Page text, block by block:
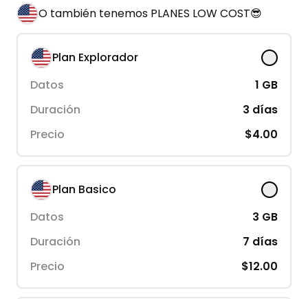
O también tenemos PLANES LOW COST😎
Plan Explorador
Datos
1 GB
Duración
3 días
Precio
$4.00
Plan Basico
Datos
3 GB
Duración
7 días
Precio
$12.00